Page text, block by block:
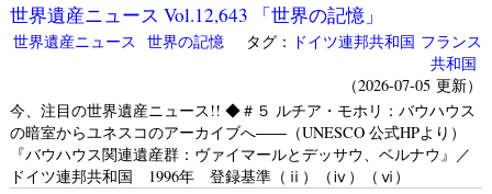
世界遺産ニュース Vol.12,643 「世界の記憶」
世界遺産ニュース 世界の記憶タグ： ドイツ連邦共和国 フランス
共和国
（2026-07-05 更新）
今、注目の世界遺産ニュース!! ◆＃５ ルチア・モホリ：バウハウス
の暗室からユネスコのアーカイブへ――（UNESCO 公式HPより）
『バウハウス関連遺産群：ヴァイマールとデッサウ、ベルナウ』／
ドイツ連邦共和国 1996年 登録基準（ⅱ）（ⅳ）（ⅵ）